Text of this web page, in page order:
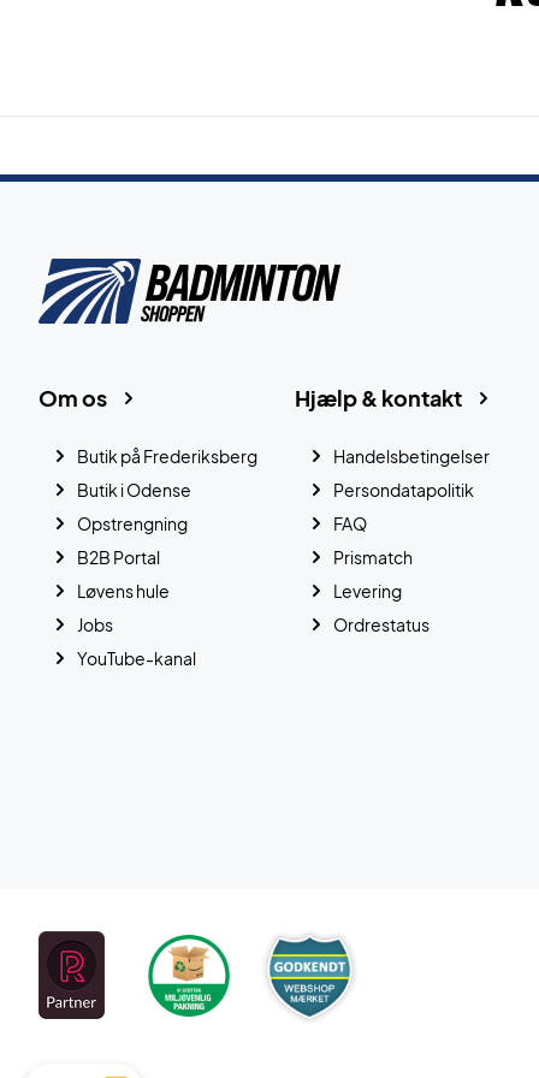
Hjælp & kontakt
Handelsbetingelser
Persondatapolitik
FAQ
Prismatch
Levering
Ordrestatus
Om os
Butik på Frederiksberg
Butik i Odense
Opstrengning
B2B Portal
Løvens hule
Jobs
YouTube-kanal